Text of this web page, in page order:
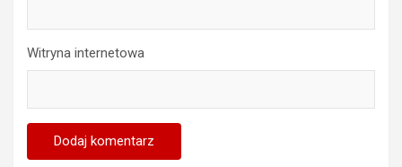
Witryna internetowa